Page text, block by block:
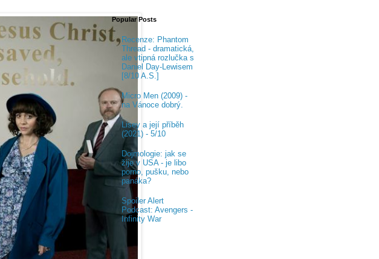
Popular Posts
Recenze: Phantom
Thread - dramatická,
ale vtipná rozlučka s
Daniel Day-Lewisem
[8/10 A.S.]
Micro Men (2009) -
na Vánoce dobrý.
Lisey a její příběh
(2021) - 5/10
Dojmologie: jak se
žije v USA - je libo
porno, pušku, nebo
panáka?
Spoiler Alert
Podcast: Avengers -
Infinity War